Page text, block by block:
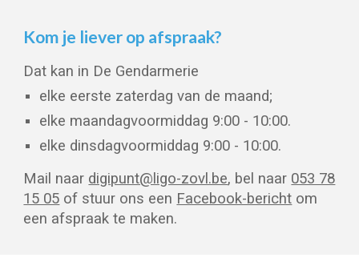
Kom je liever op afspraak?
Dat kan in De Gendarmerie
elke eerste zaterdag van de maand;
elke maandagvoormiddag 9:00 - 10:00.
elke dinsdagvoormiddag 9:00 - 10:00.
Mail naar digipunt@ligo-zovl.be, bel naar 053 78
15 05 of stuur ons een Facebook-bericht om
een afspraak te maken.